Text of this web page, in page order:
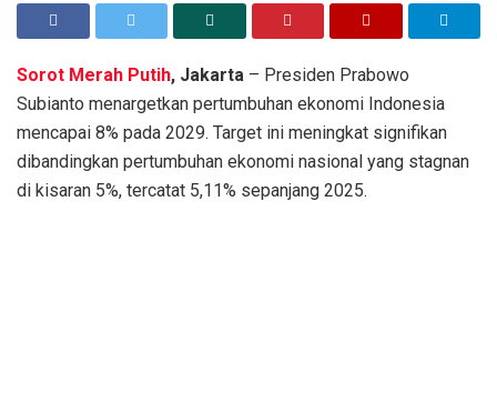
Sorot Merah Putih, Jakarta – Presiden Prabowo
Subianto menargetkan pertumbuhan ekonomi Indonesia
mencapai 8% pada 2029. Target ini meningkat signifikan
dibandingkan pertumbuhan ekonomi nasional yang stagnan
di kisaran 5%, tercatat 5,11% sepanjang 2025.